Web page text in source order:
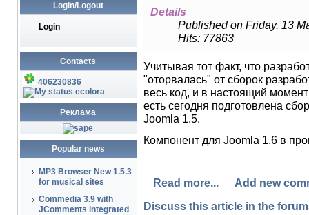
Login/Logout
Login
Contacts
406230836
ecolora
Реклама
Popular news
MP3 Browser New 1.5.3
for musical sites
Commedia 3.9 with
JComments integrated
Details
Published on Friday, 13
Hits: 77863
Учитывая тот факт, что
"оторвалась" от сборок
весь код, и в настоящий
есть сегодня подготовлена
Joomla 1.5.
Компонент для Joomla 1.6 в
Read more...
Add new
Discuss this article in the